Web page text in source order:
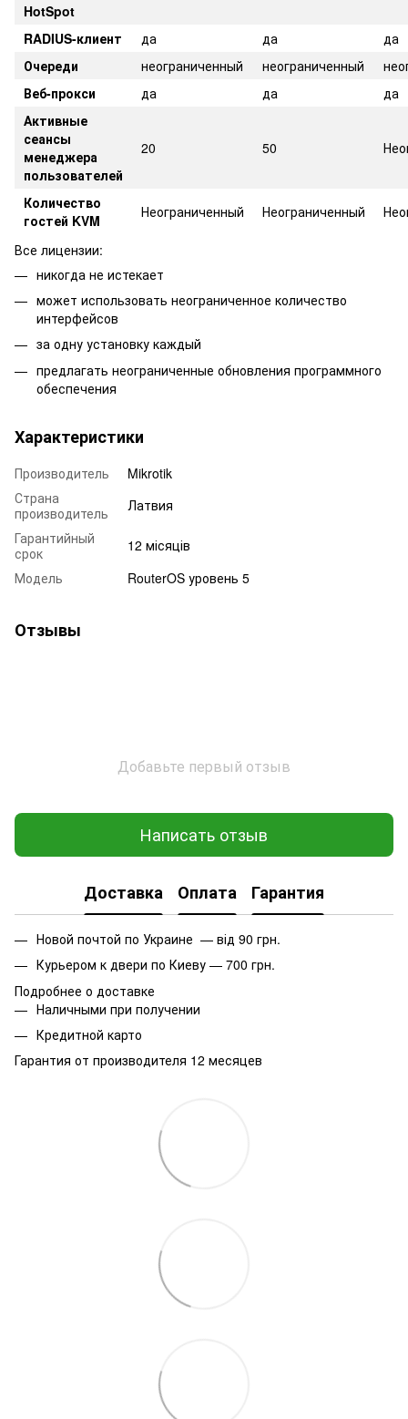
HotSpot
RADIUS-клиент да да
да
Очереди
неограниченный неограниченный
Веб-прокси
да да
да
Активные
сеансы
менеджера
пользователей
20 50
Количество
гостей KVM
Неограниченный Неограниченный
Все лицензии:
никогда не истекает
может использовать неограниченное количество
интерфейсов
за одну установку каждый
предлагать неограниченные обновления программного
обеспечения
Характеристики
Производитель
Mikrotik
Страна
производитель
Латвия
Гарантийный
срок
12 місяців
Модель
RouterOS уровень 5
Отзывы
Добавьте первый отзыв
Написать отзыв
Доставка Оплата Гарантия
Новой почтой по Украине — від 90 грн.
Курьером к двери по Киеву — 700 грн.
Подробнее о доставке
Наличными при получении
Кредитной карто
Гарантия от производителя 12 месяцев